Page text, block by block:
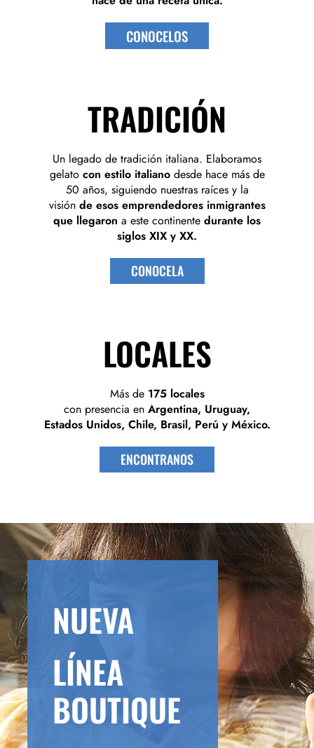
CONOCELOS
TRADICIÓN
Un legado de tradición italiana. Elaboramos
gelato con estilo italianodesde hace más de
50 años, siguiendo nuestras raíces y la
visión de esos emprendedores inmigrantes
que llegaron a este continente durante los
siglos XIX y XX.
CONOCELA
LOCALES
Más de 175 locales
con presencia en Argentina, Uruguay,
Estados Unidos, Chile, Brasil, Perú y México.
ENCONTRANOS
NUEVA
LÍNEA
BOUTIQUE